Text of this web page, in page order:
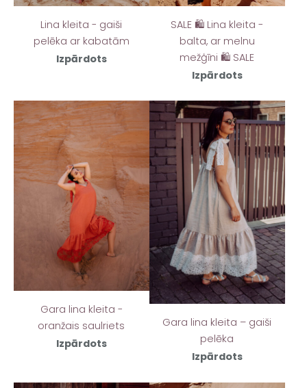
Lina kleita - gaiši
pelēka ar kabatām
Izpārdots
SALE 🛍️ Lina kleita -
balta, ar melnu
mežģīni 🛍️ SALE
Izpārdots
Gara lina kleita -
oranžais saulriets
Izpārdots
Gara lina kleita – gaiši
pelēka
Izpārdots